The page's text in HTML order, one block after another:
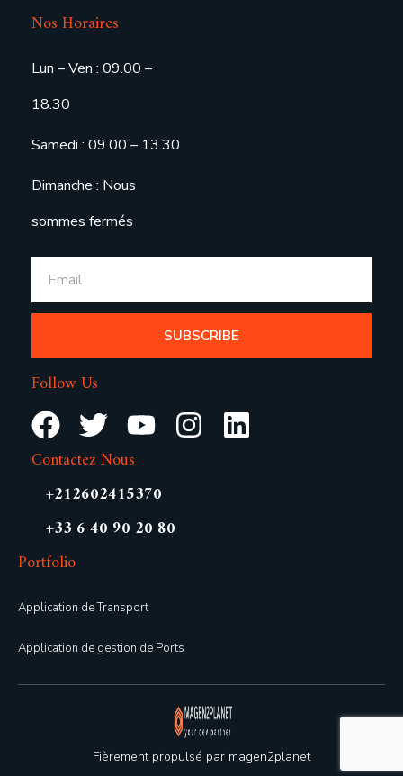
Nos Horaires
Lun – Ven : 09.00 –
18.30
Samedi : 09.00 – 13.30
Dimanche : Nous
sommes fermés
SUBSCRIBE
Follow Us
Contactez Nous
+212602415370
+33 6 40 90 20 80
Portfolio
Application de Transport
Application de gestion de Ports
Fièrement propulsé par magen2planet